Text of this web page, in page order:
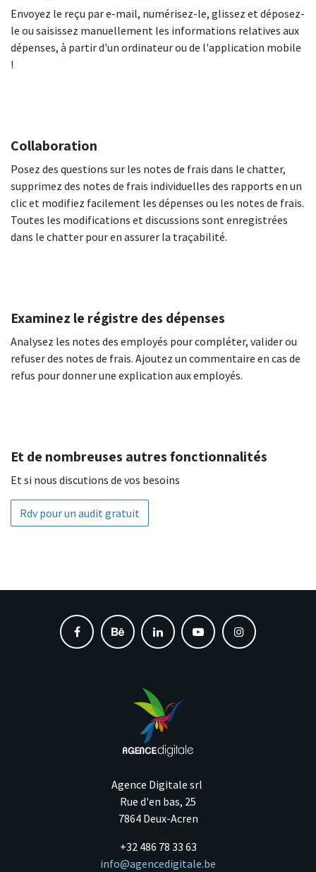
Envoyez le reçu par e-mail, numérisez-le, glissez et déposez-
le ou saisissez manuellement les informations relatives aux
dépenses, à partir d'un ordinateur ou de l'application mobile
!
Collaboration
Posez des questions sur les notes de frais dans le chatter,
supprimez des notes de frais individuelles des rapports en un
clic et modifiez facilement les dépenses ou les notes de frais.
Toutes les modifications et discussions sont enregistrées
dans le chatter pour en assurer la traçabilité.
Examinez le régistre des dépenses
Analysez les notes des employés pour compléter, valider ou
refuser des notes de frais. Ajoutez un commentaire en cas de
refus pour donner une explication aux employés.
Et de nombreuses autres fonctionnalités
Et si nous discutions de vos besoins
Rdv pour un audit gratuit
Agence Digitale srl
Rue d'en bas, 25
7864 Deux-Acren
+32 486 78 33 63
info@agencedigitale.be